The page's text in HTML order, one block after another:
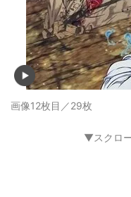
画像12枚目／29枚
▼スクロ